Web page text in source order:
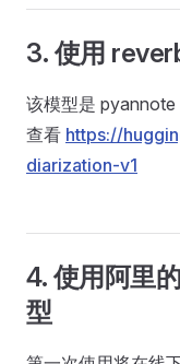
3. 使用
该模型是
查看 https://
diarization-v1
4. 使用阿里
型